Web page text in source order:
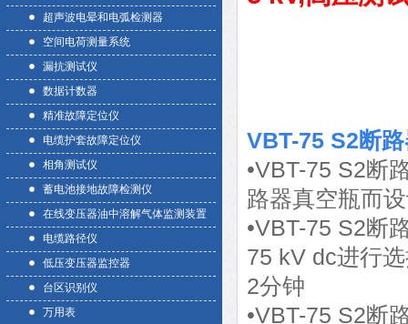
超声波电晕和电弧检测器
空间电荷测量系统
漏抗测试仪
数据计数器
精准故障定位仪
电缆护套故障定位仪
相角测试仪
蓄电池接地故障检测仪
在线变压器油中溶解气体监测装置
电缆路径仪
低压变压器监控器
台区识别仪
万用表
VBT-75 S2断
•VBT-75 S2断
路器真空瓶而
•VBT-75 S2断
75 kV dc进行
2分钟
•VBT-75 S2断